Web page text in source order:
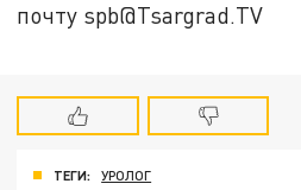
почту spb@Tsargrad.TV
ТЕГИ: УРОЛОГ